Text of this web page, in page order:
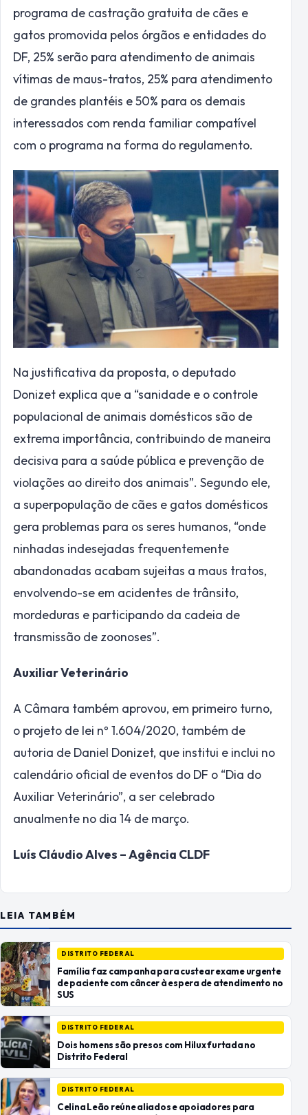
programa de castração gratuita de cães e
gatos promovida pelos órgãos e entidades do
DF, 25% serão para atendimento de animais
vítimas de maus-tratos, 25% para atendimento
de grandes plantéis e 50% para os demais
interessados com renda familiar compatível
com o programa na forma do regulamento.
Na justificativa da proposta, o deputado
Donizet explica que a “sanidade e o controle
populacional de animais domésticos são de
extrema importância, contribuindo de maneira
decisiva para a saúde pública e prevenção de
violações ao direito dos animais”. Segundo ele,
a superpopulação de cães e gatos domésticos
gera problemas para os seres humanos, “onde
ninhadas indesejadas frequentemente
abandonadas acabam sujeitas a maus tratos,
envolvendo-se em acidentes de trânsito,
mordeduras e participando da cadeia de
transmissão de zoonoses”.
Auxiliar Veterinário
A Câmara também aprovou, em primeiro turno,
o projeto de lei nº 1.604/2020, também de
autoria de Daniel Donizet, que institui e inclui no
calendário oficial de eventos do DF o “Dia do
Auxiliar Veterinário”, a ser celebrado
anualmente no dia 14 de março.
Luís Cláudio Alves – Agência CLDF
LEIA TAMBÉM
DISTRITO FEDERAL
Família faz campanha para custear exame urgente
de paciente com câncer à espera de atendimento no
SUS
DISTRITO FEDERAL
Dois homens são presos com Hilux furtada no
Distrito Federal
DISTRITO FEDERAL
Celina Leão reúne aliados e apoiadores para